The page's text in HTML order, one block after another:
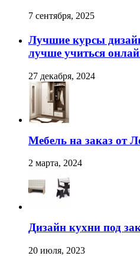
7 сентября, 2025
Лучшие курсы
лучше учиться
27 декабря, 2024
Мебель на заказ от
2 марта, 2024
Дизайн кухни под
20 июля, 2023